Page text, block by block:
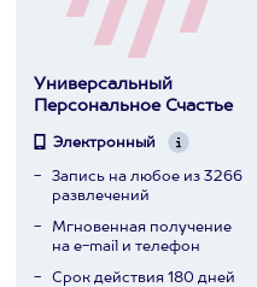
Универсальный
Персональное Счастье
Электронный
Запись на любое из 3266
развлечений
Мгновенная получение
на e-mail и телефон
Срок действия 180 дней